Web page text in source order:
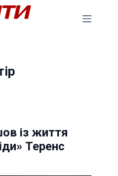
із життя
Теренс